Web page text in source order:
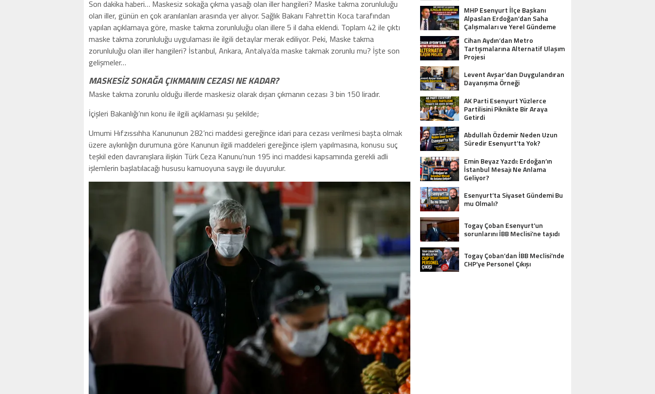
Son dakika haberi… Maskesiz sokağa çıkma yasağı olan iller hangileri? Maske takma zorunluluğu
olan iller, günün en çok aranılanları arasında yer alıyor. Sağlık Bakanı Fahrettin Koca tarafından
yapılan açıklamaya göre, maske takma zorunluluğu olan illere 5 il daha eklendi. Toplam 42 ile çıktı
maske takma zorunluluğu uygulaması ile ilgili detaylar merak ediliyor. Peki, Maske takma
zorunluluğu olan iller hangileri? İstanbul, Ankara, Antalya’da maske takmak zorunlu mu? İşte son
gelişmeler…
MASKESİZ SOKAĞA ÇIKMANIN CEZASI NE KADAR?
Maske takma zorunlu olduğu illerde maskesiz olarak dışarı çıkmanın cezası 3 bin 150 liradır.
İçişleri Bakanlığı’nın konu ile ilgili açıklaması şu şekilde;
Umumi Hıfzıssıhha Kanununun 282’nci maddesi gereğince idari para cezası verilmesi başta olmak
üzere aykırılığın durumuna göre Kanunun ilgili maddeleri gereğince işlem yapılmasına, konusu suç
teşkil eden davranışlara ilişkin Türk Ceza Kanunu’nun 195 inci maddesi kapsamında gerekli adli
işlemlerin başlatılacağı hususu kamuoyuna saygı ile duyurulur.
MHP Esenyurt İlçe Başkanı
Alpaslan Erdoğan’dan Saha
Çalışmaları ve Yerel Gündeme
İlişkin Açıklamalar
Cihan Aydın’dan Metro
Tartışmalarına Alternatif Ulaşım
Projesi
Levent Avşar’dan Duygulandıran
Dayanışma Örneği
AK Parti Esenyurt Yüzlerce
Partilisini Piknikte Bir Araya
Getirdi
Abdullah Özdemir Neden Uzun
Süredir Esenyurt’ta Yok?
Emin Beyaz Yazdı: Erdoğan’ın
İstanbul Mesajı Ne Anlama
Geliyor?
Esenyurt’ta Siyaset Gündemi Bu
mu Olmalı?
Togay Çoban Esenyurt’un
sorunlarını İBB Meclisi’ne taşıdı
Togay Çoban’dan İBB Meclisi’nde
CHP’ye Personel Çıkışı